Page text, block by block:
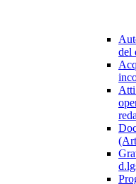
del
Atti